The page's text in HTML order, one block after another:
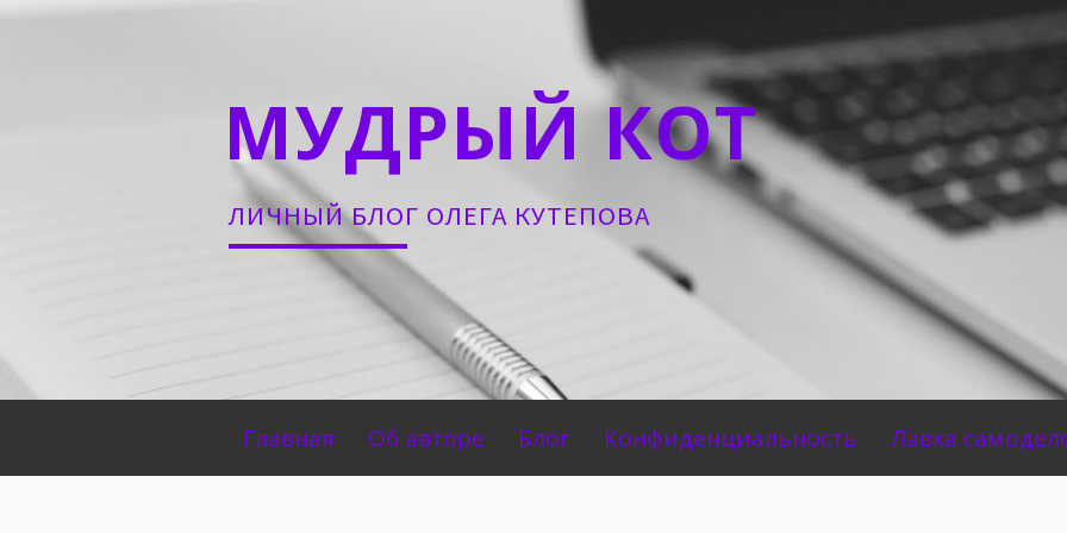
Skip
МУДРЫЙ КОТ
ЛИЧНЫЙ БЛОГ ОЛЕГА КУТЕПОВА
Primary
Menu
Главная Об авторе Блог Конфиденциальность Лавка